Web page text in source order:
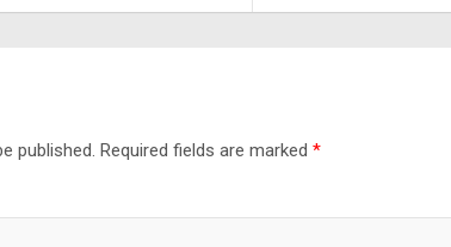
published. Required fields are marked *